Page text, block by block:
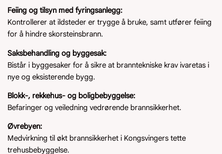
Feiing og tilsyn med fyringsanlegg:
Kontrollerer at ildsteder er trygge å bruke, samt utfører feiing
for å hindre skorsteinsbrann.
Saksbehandling og byggesak:
Bistår i byggesaker for å sikre at branntekniske krav ivaretas i
nye og eksisterende bygg.
Blokk-, rekkehus- og boligbebyggelse:
Befaringer og veiledning vedrørende brannsikkerhet.
Øvrebyen:
Medvirkning til økt brannsikkerhet i Kongsvingers tette
trehusbebyggelse.